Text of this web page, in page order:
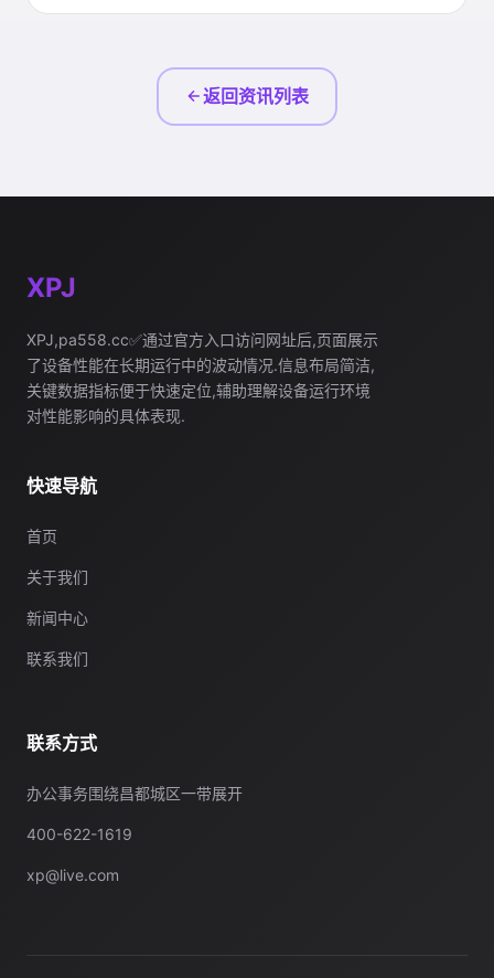
返回资讯列表
XPJ
XPJ,pa558.cc✅通过官方入口访问网址后,页面展示
了设备性能在长期运行中的波动情况.信息布局简洁,
关键数据指标便于快速定位,辅助理解设备运行环境
对性能影响的具体表现.
快速导航
首页
关于我们
新闻中心
联系我们
联系方式
办公事务围绕昌都城区一带展开
400-622-1619
xp@live.com